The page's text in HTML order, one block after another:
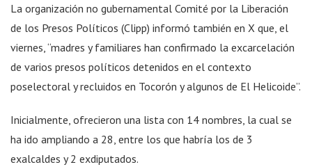
La organización no gubernamental Comité por la Liberación
de los Presos Políticos (Clipp) informó también en X que, el
viernes, “madres y familiares han confirmado la excarcelación
de varios presos políticos detenidos en el contexto
poselectoral y recluidos en Tocorón y algunos de El Helicoide”.
Inicialmente, ofrecieron una lista con 14 nombres, la cual se
ha ido ampliando a 28, entre los que habría los de 3
exalcaldes y 2 exdiputados.